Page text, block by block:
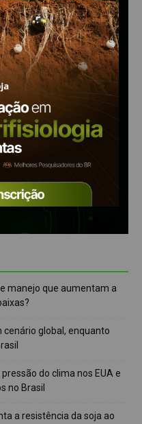
manejo que aumentam a
cenário global, enquanto
do clima nos EUA e
no Brasil
a resistência da soja ao